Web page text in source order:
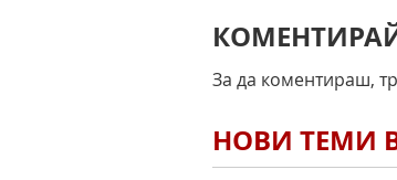
За да коментираш,
НОВИ ТЕМИ